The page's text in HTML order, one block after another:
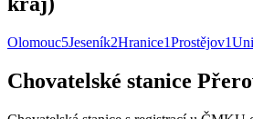
Olomouc5Jeseník2Hranice1Prostějov1
Chovatelské stanice